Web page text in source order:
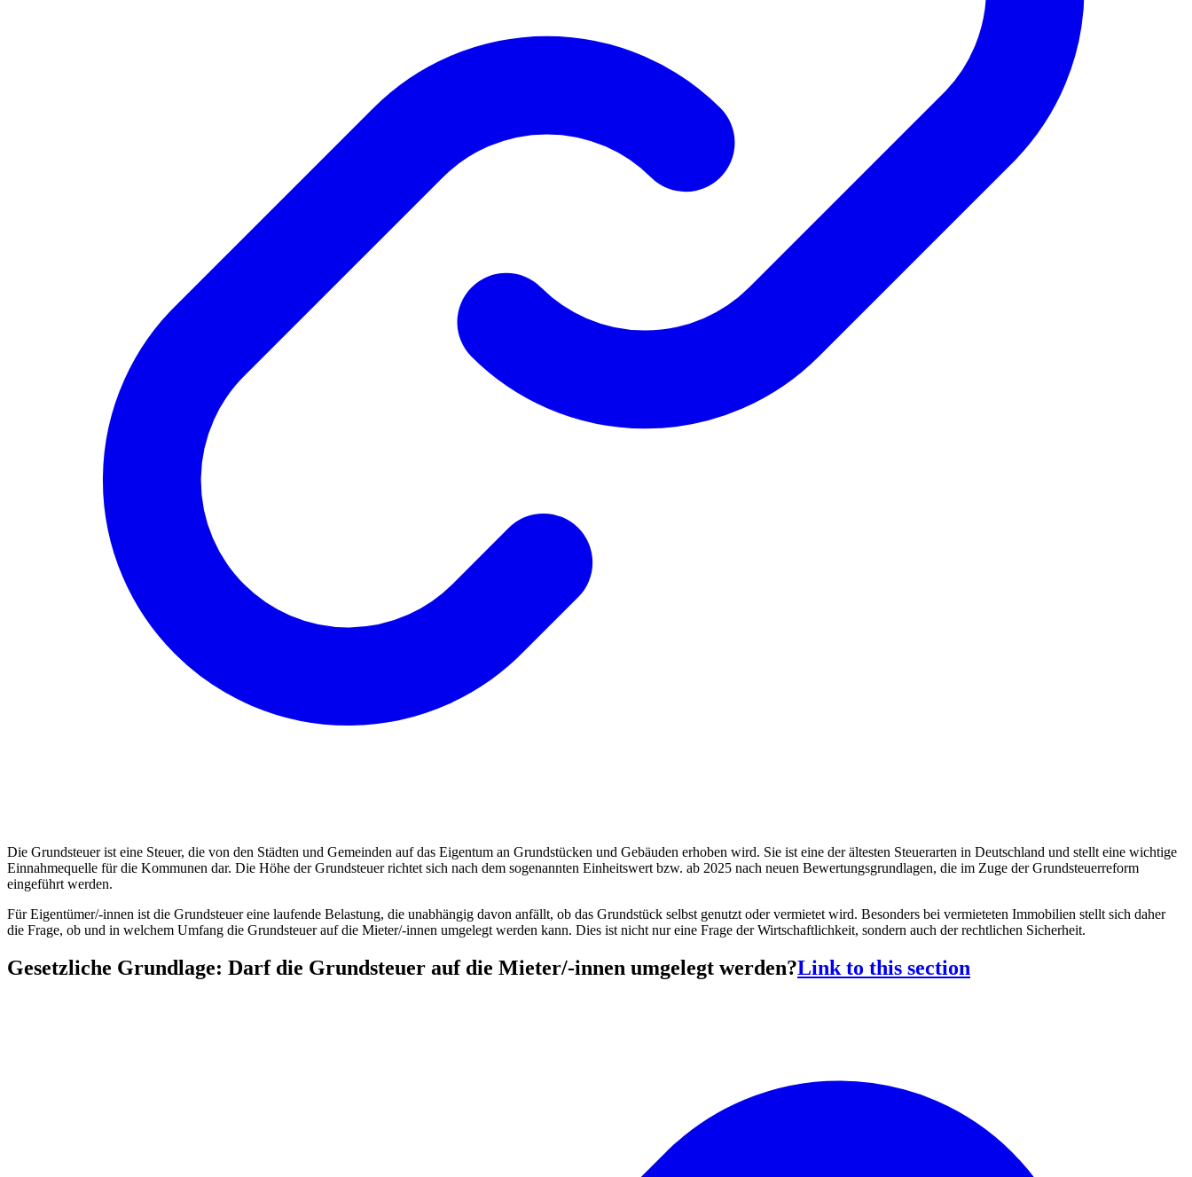
Die Grundsteuer ist eine Steuer, die von den Städten und Gemeinden auf das Eigentum an Grundstücken und Gebäuden erhoben wird. Sie ist eine der ältesten Steuerarten in Deutschland und stellt eine wichtige
Einnahmequelle für die Kommunen dar. Die Höhe der Grundsteuer richtet sich nach dem sogenannten Einheitswert bzw. ab 2025 nach neuen Bewertungsgrundlagen, die im Zuge der Grundsteuerreform
eingeführt werden.
Für Eigentümer/-innen ist die Grundsteuer eine laufende Belastung, die unabhängig davon anfällt, ob das Grundstück selbst genutzt oder vermietet wird. Besonders bei vermieteten Immobilien stellt sich daher
die Frage, ob und in welchem Umfang die Grundsteuer auf die Mieter/-innen umgelegt werden kann. Dies ist nicht nur eine Frage der Wirtschaftlichkeit, sondern auch der rechtlichen Sicherheit.
Gesetzliche Grundlage: Darf die Grundsteuer auf die Mieter/-innen umgelegt werden?Link to this section